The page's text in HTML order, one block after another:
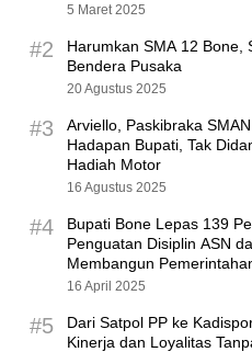
5 Maret 2025
#2
Harumkan SMA 12 Bone,
Bendera Pusaka
20 Agustus 2025
#3
Arviello, Paskibraka
Hadapan Bupati, Tak
Hadiah Motor
16 Agustus 2025
#4
Bupati Bone Lepas 139
Penguatan Disiplin ASN
Membangun
16 April 2025
#5
Dari Satpol PP ke
Kinerja dan Loyalitas